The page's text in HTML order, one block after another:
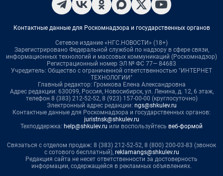
Контактные данные для Роскомнадзора и государственных органов
Сетевое издание «НГС.НОВОСТИ» (18+)
Зарегистрировано Федеральной службой по надзору в сфере связи,
информационных технологий и массовых коммуникаций (Роскомнадзор)
Регистрационный номер ЭЛ № ФС 77— 84683
Учредитель: Общество с ограниченной ответственностью "ИНТЕРНЕТ
ТЕХНОЛОГИИ"
Главный редактор: Громкова Елена Александровна
Адрес редакции: 630099, Россия, Новосибирск, ул. Ленина, д. 12, 6 этаж,
телефон 8 (383) 212-52-52, 8 (923) 157-00-00 (круглосуточно)
Электронный адрес редакции: ngs@shkulev.ru
Контактные данные для Роскомнадзора и государственных органов:
juristnsk@shkulev.ru
Техподдержка: help@shkulev.ru или воспользуйтесь веб-формой
Связаться с отделом продаж: 8 (383) 212-52-52, 8 (800) 200-03-83 (звонок
с сотового бесплатный), reklamangs@shkulev.ru
Редакция сайта не несет ответственности за достоверность
информации, содержащейся в рекламных объявлениях.